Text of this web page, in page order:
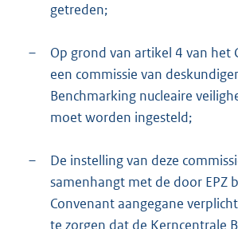
getreden;
–
Op grond van artikel 4 van het
een commissie van
Benchmarking nucleaire
moet worden ingesteld;
–
De instelling van deze
samenhangt met de door EPZ
Convenant aangegane
te zorgen dat de Kerncentrale